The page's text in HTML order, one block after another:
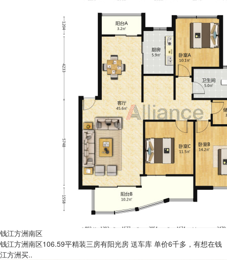
钱江方洲南区
钱江方洲南区106.59平精装三房有阳光房 送车库 单价6千多，有想在钱
江方洲买..